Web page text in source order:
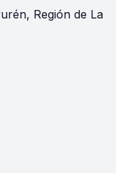
Región de La